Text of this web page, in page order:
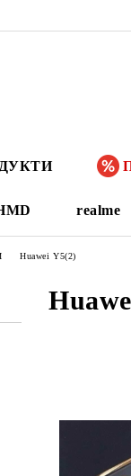
realme
Huawei Y5(2)